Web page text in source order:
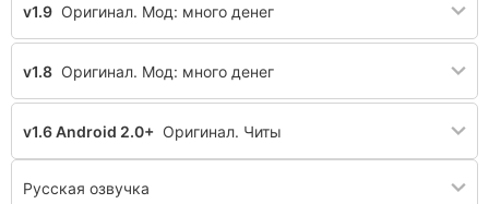
v1.9 Оригинал. Мод: много денег
v1.8 Оригинал. Мод: много денег
v1.6 Android 2.0+ Оригинал. Читы
Русская озвучка